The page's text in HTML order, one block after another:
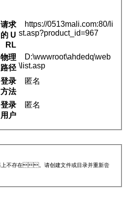
请求
的 U
RL
https://0513mali.com:80/li
st.asp?product_id=967
物理
路径
D:\wwwroot\ahdedq\web
\list.asp
登录
方法
匿名
登录
用户
匿名
上不存在。请创建文件或目录并重新尝